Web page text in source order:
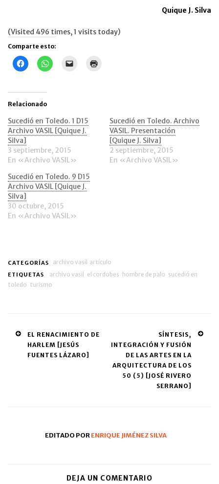
Quique J. Silva
(Visited 496 times, 1 visits today)
Comparte esto:
Haz
clic
Facebook
(Se
abre
una
ventana
nueva)
Haz
clic
una
ventana
nueva)
a
un
amigo
(Se
una
ventana
nueva)
Relacionado
Sucedió en Toledo. 1 D15
Archivo VASIL [Quique J.
Silva]
3 septiembre, 2015
En «Archivo VASIL»
Sucedió en Toledo. Archivo
VASIL. Presentación
[Quique J. Silva]
2 septiembre, 2015
En «Archivo VASIL»
Sucedió en Toledo. 9 D15
Archivo VASIL [Quique J.
Silva]
30 octubre, 2015
En «Archivo VASIL»
CATEGORÍAS archivo vasil artículo
ETIQUETAS archivo vasil el cordobes hombre de palo sucedió en
toledo turismo
Post
navigation
EL RENACIMIENTO DE
HARLEM [JESÚS
FUENTES LÁZARO]
SÍNTESIS,
INTEGRACIÓN Y FUSIÓN
DE LAS ARTES EN LA
ARQUITECTURA DE LOS
50 (5) [JOSÉ RIVERO
SERRANO]
EDITADO PORENRIQUE JIMÉNEZ SILVA
DEJA UN COMENTARIO